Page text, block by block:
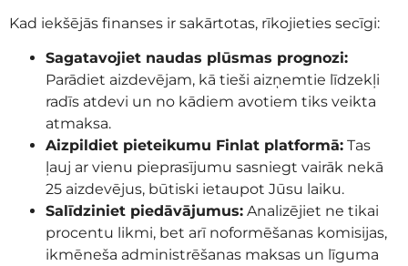
Kad iekšējās finanses ir sakārtotas, rīkojieties secīgi:
Sagatavojiet naudas plūsmas prognozi:
Parādiet aizdevējam, kā tieši aizņemtie līdzekļi
radīs atdevi un no kādiem avotiem tiks veikta
atmaksa.
Aizpildiet pieteikumu Finlat platformā: Tas
ļauj ar vienu pieprasījumu sasniegt vairāk nekā
25 aizdevējus, būtiski ietaupot Jūsu laiku.
Salīdziniet piedāvājumus: Analizējiet ne tikai
procentu likmi, bet arī noformēšanas komisijas,
ikmēneša administrēšanas maksas un līguma